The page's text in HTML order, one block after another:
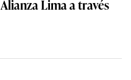
Lima a través